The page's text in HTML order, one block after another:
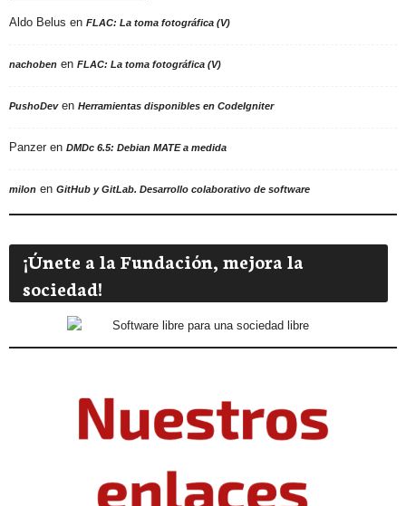
Aldo Belus en FLAC: La toma fotográfica (V)
nachoben en FLAC: La toma fotográfica (V)
PushoDeven Herramientas disponibles en CodeIgniter
Panzer en DMDc 6.5: Debian MATE a medida
milon en GitHub y GitLab. Desarrollo colaborativo de software
¡Únete a la Fundación, mejora la
sociedad!